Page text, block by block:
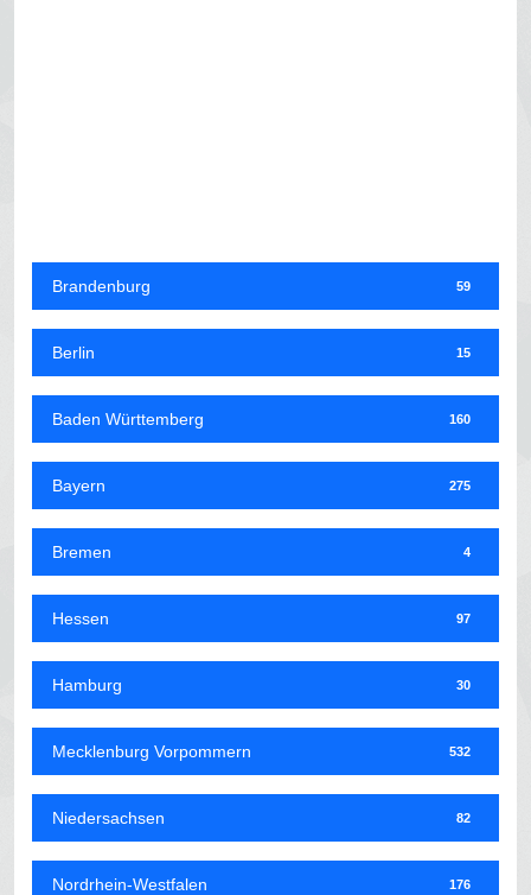
Brandenburg 59
Berlin 15
Baden Württemberg 160
Bayern 275
Bremen 4
Hessen 97
Hamburg 30
Mecklenburg Vorpommern 532
Niedersachsen 82
Nordrhein-Westfalen 176